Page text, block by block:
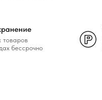
товаров
бессрочно